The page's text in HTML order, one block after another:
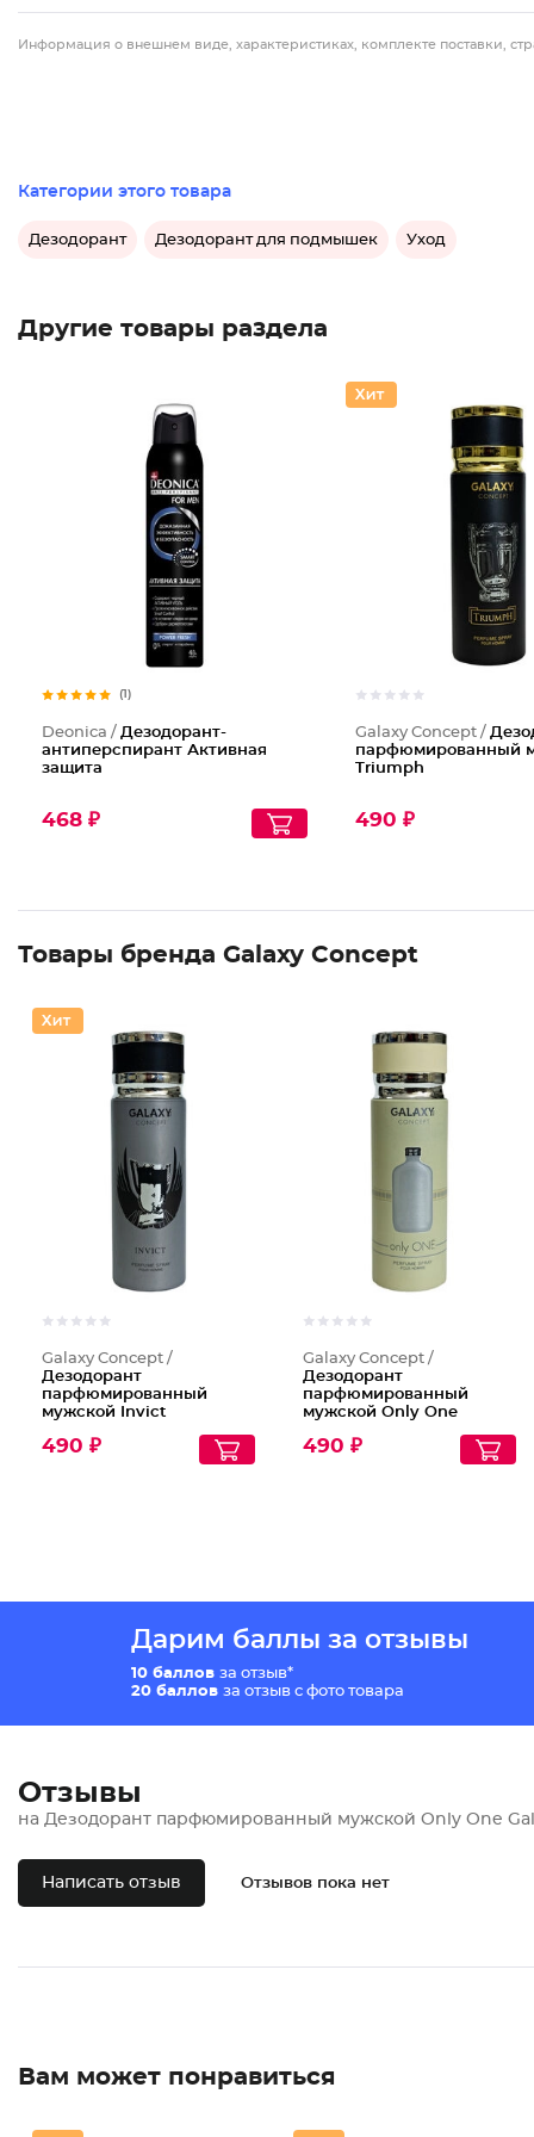
Информация о внешнем виде, характеристиках, комплекте поставки,
Категории этого товара
Дезодорант Дезодорант для подмышек Уход
Другие товары раздела
(1)
Deonica / Дезодорант-
антиперспирант Активная
защита
468 ₽
Galaxy Concept /
парфюмированный
Triumph
490 ₽
Товары бренда Galaxy Concept
Galaxy Concept /
Дезодорант
парфюмированный
мужской Invict
490 ₽
Galaxy Concept /
Дезодорант
парфюмированный
мужской Only One
490 ₽
Дарим баллы за отзывы
10 баллов за отзыв*
20 баллов за отзыв с фото товара
Отзывы
на Дезодорант парфюмированный мужской Only One
Написать отзыв Отзывов пока нет
Вам может понравиться